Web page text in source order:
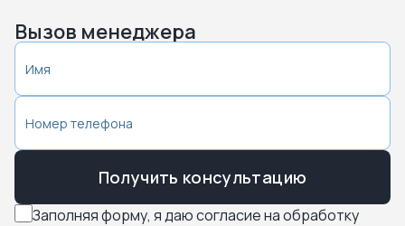
Вызов менеджера
Заполняя форму, я даю согласие на обработку
Получить консультацию